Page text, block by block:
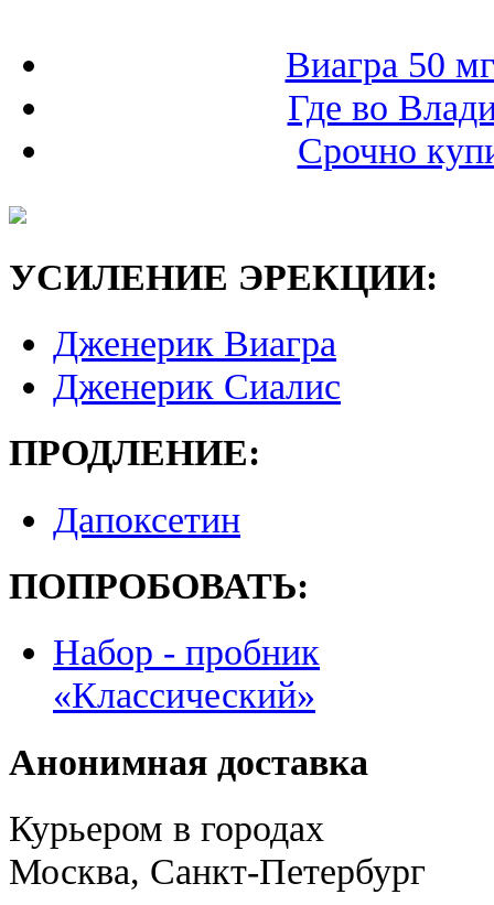
Виагра 50
Где во
Срочно
УСИЛЕНИЕ ЭРЕКЦИИ:
Дженерик Виагра
Дженерик Сиалис
ПРОДЛЕНИЕ:
Дапоксетин
ПОПРОБОВАТЬ:
Набор - пробник
«Классический»
Анонимная доставка
Курьером в городах
Москва, Санкт-Петербург